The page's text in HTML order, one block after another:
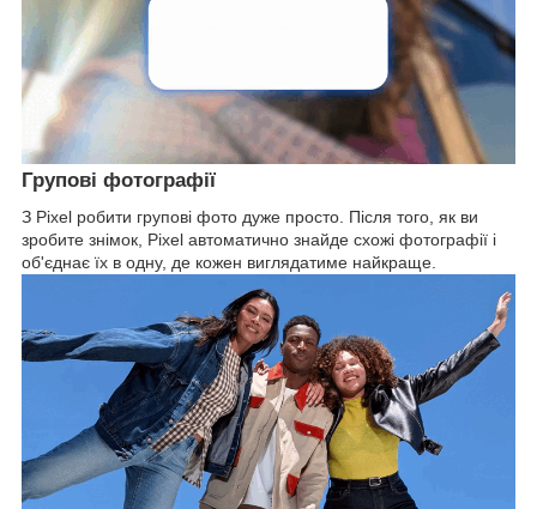
Групові фотографії
З Pixel робити групові фото дуже просто. Після того, як ви
зробите знімок, Pixel автоматично знайде схожі фотографії і
об'єднає їх в одну, де кожен виглядатиме найкраще.